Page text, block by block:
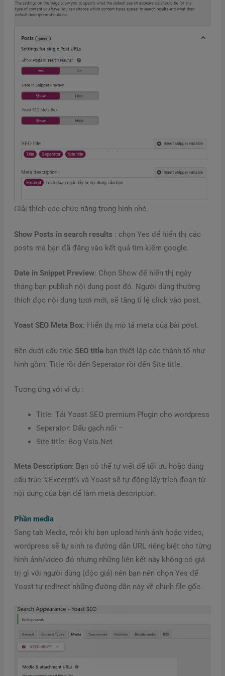
Giải thích các chức năng trong hình nhé.
Show Posts in search results : chọn Yes để hiển thị các
posts mà bạn đã đăng vào kết quả tìm kiếm google.
Date in Snippet Preview: Chọn Show để hiển thị ngày
tháng bạn publish nội dung post đó. Người dùng thường
thích đọc nội dung tươi mới, sẽ tăng tỉ lệ click vào post.
Yoast SEO Meta Box: Hiển thị mô tả meta của bài post.
Bên dưới cấu trúc SEO titlebạn thiết lập các thành tố như
hình gồm: Title rồi đến Seperator rồi đến Site title.
Tương ứng với ví dụ :
Title: Tải Yoast SEO premium Plugin cho wordpress
Seperator: Dấu gạch nối –
Site title: Bog Vsis.Net
Meta Description: Bạn có thể tự viết để tối ưu hoặc dùng
cấu trúc %Excerpt% và Yoast sẽ tự động lấy trích đoạn từ
nội dung của bạn để làm meta description.
Phần media
Sang tab Media, mỗi khi bạn upload hình ảnh hoặc video,
wordpress sẽ tự sinh ra đường dẫn URL riêng biệt cho từng
hình ảnh/video đó nhưng những liên kết này không có giá
trị gì với người dùng (độc giả) nên bạn nên chọn Yes để
Yoast tự redirect những đường dẫn này về chính file gốc.